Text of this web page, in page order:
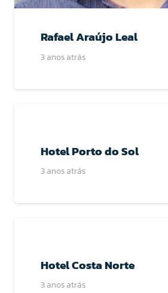
Rafael Araújo Leal
3 anos atrás
Hotel Porto do Sol
3 anos atrás
Hotel Costa Norte
3 anos atrás